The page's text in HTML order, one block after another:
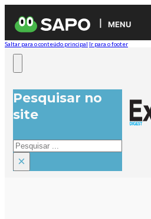
MENU
Saltar para o conteúdo principal Ir para o footer
Pesquisar no
site
Pesquisar
×